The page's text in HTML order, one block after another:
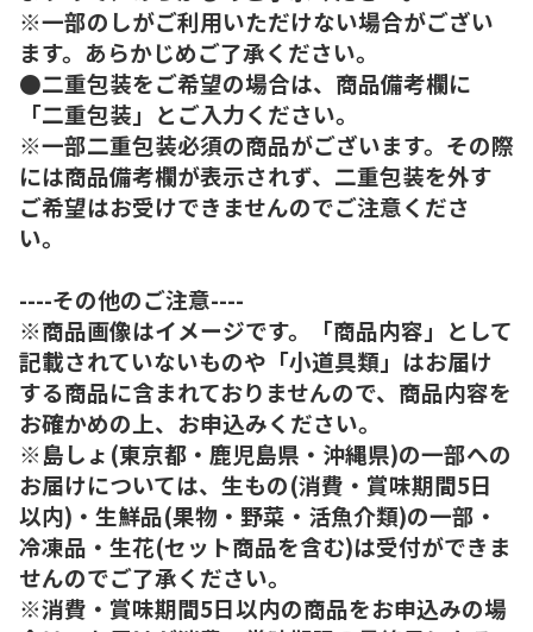
※一部のしがご利用いただけない場合がござい
ます。あらかじめご了承ください。
●二重包装をご希望の場合は、商品備考欄に
「二重包装」とご入力ください。
※一部二重包装必須の商品がございます。その際
には商品備考欄が表示されず、二重包装を外す
ご希望はお受けできませんのでご注意くださ
い。
----その他のご注意----
※商品画像はイメージです。「商品内容」として
記載されていないものや「小道具類」はお届け
する商品に含まれておりませんので、商品内容を
お確かめの上、お申込みください。
※島しょ(東京都・鹿児島県・沖縄県)の一部への
お届けについては、生もの(消費・賞味期間5日
以内)・生鮮品(果物・野菜・活魚介類)の一部・
冷凍品・生花(セット商品を含む)は受付ができま
せんのでご了承ください。
※消費・賞味期間5日以内の商品をお申込みの場